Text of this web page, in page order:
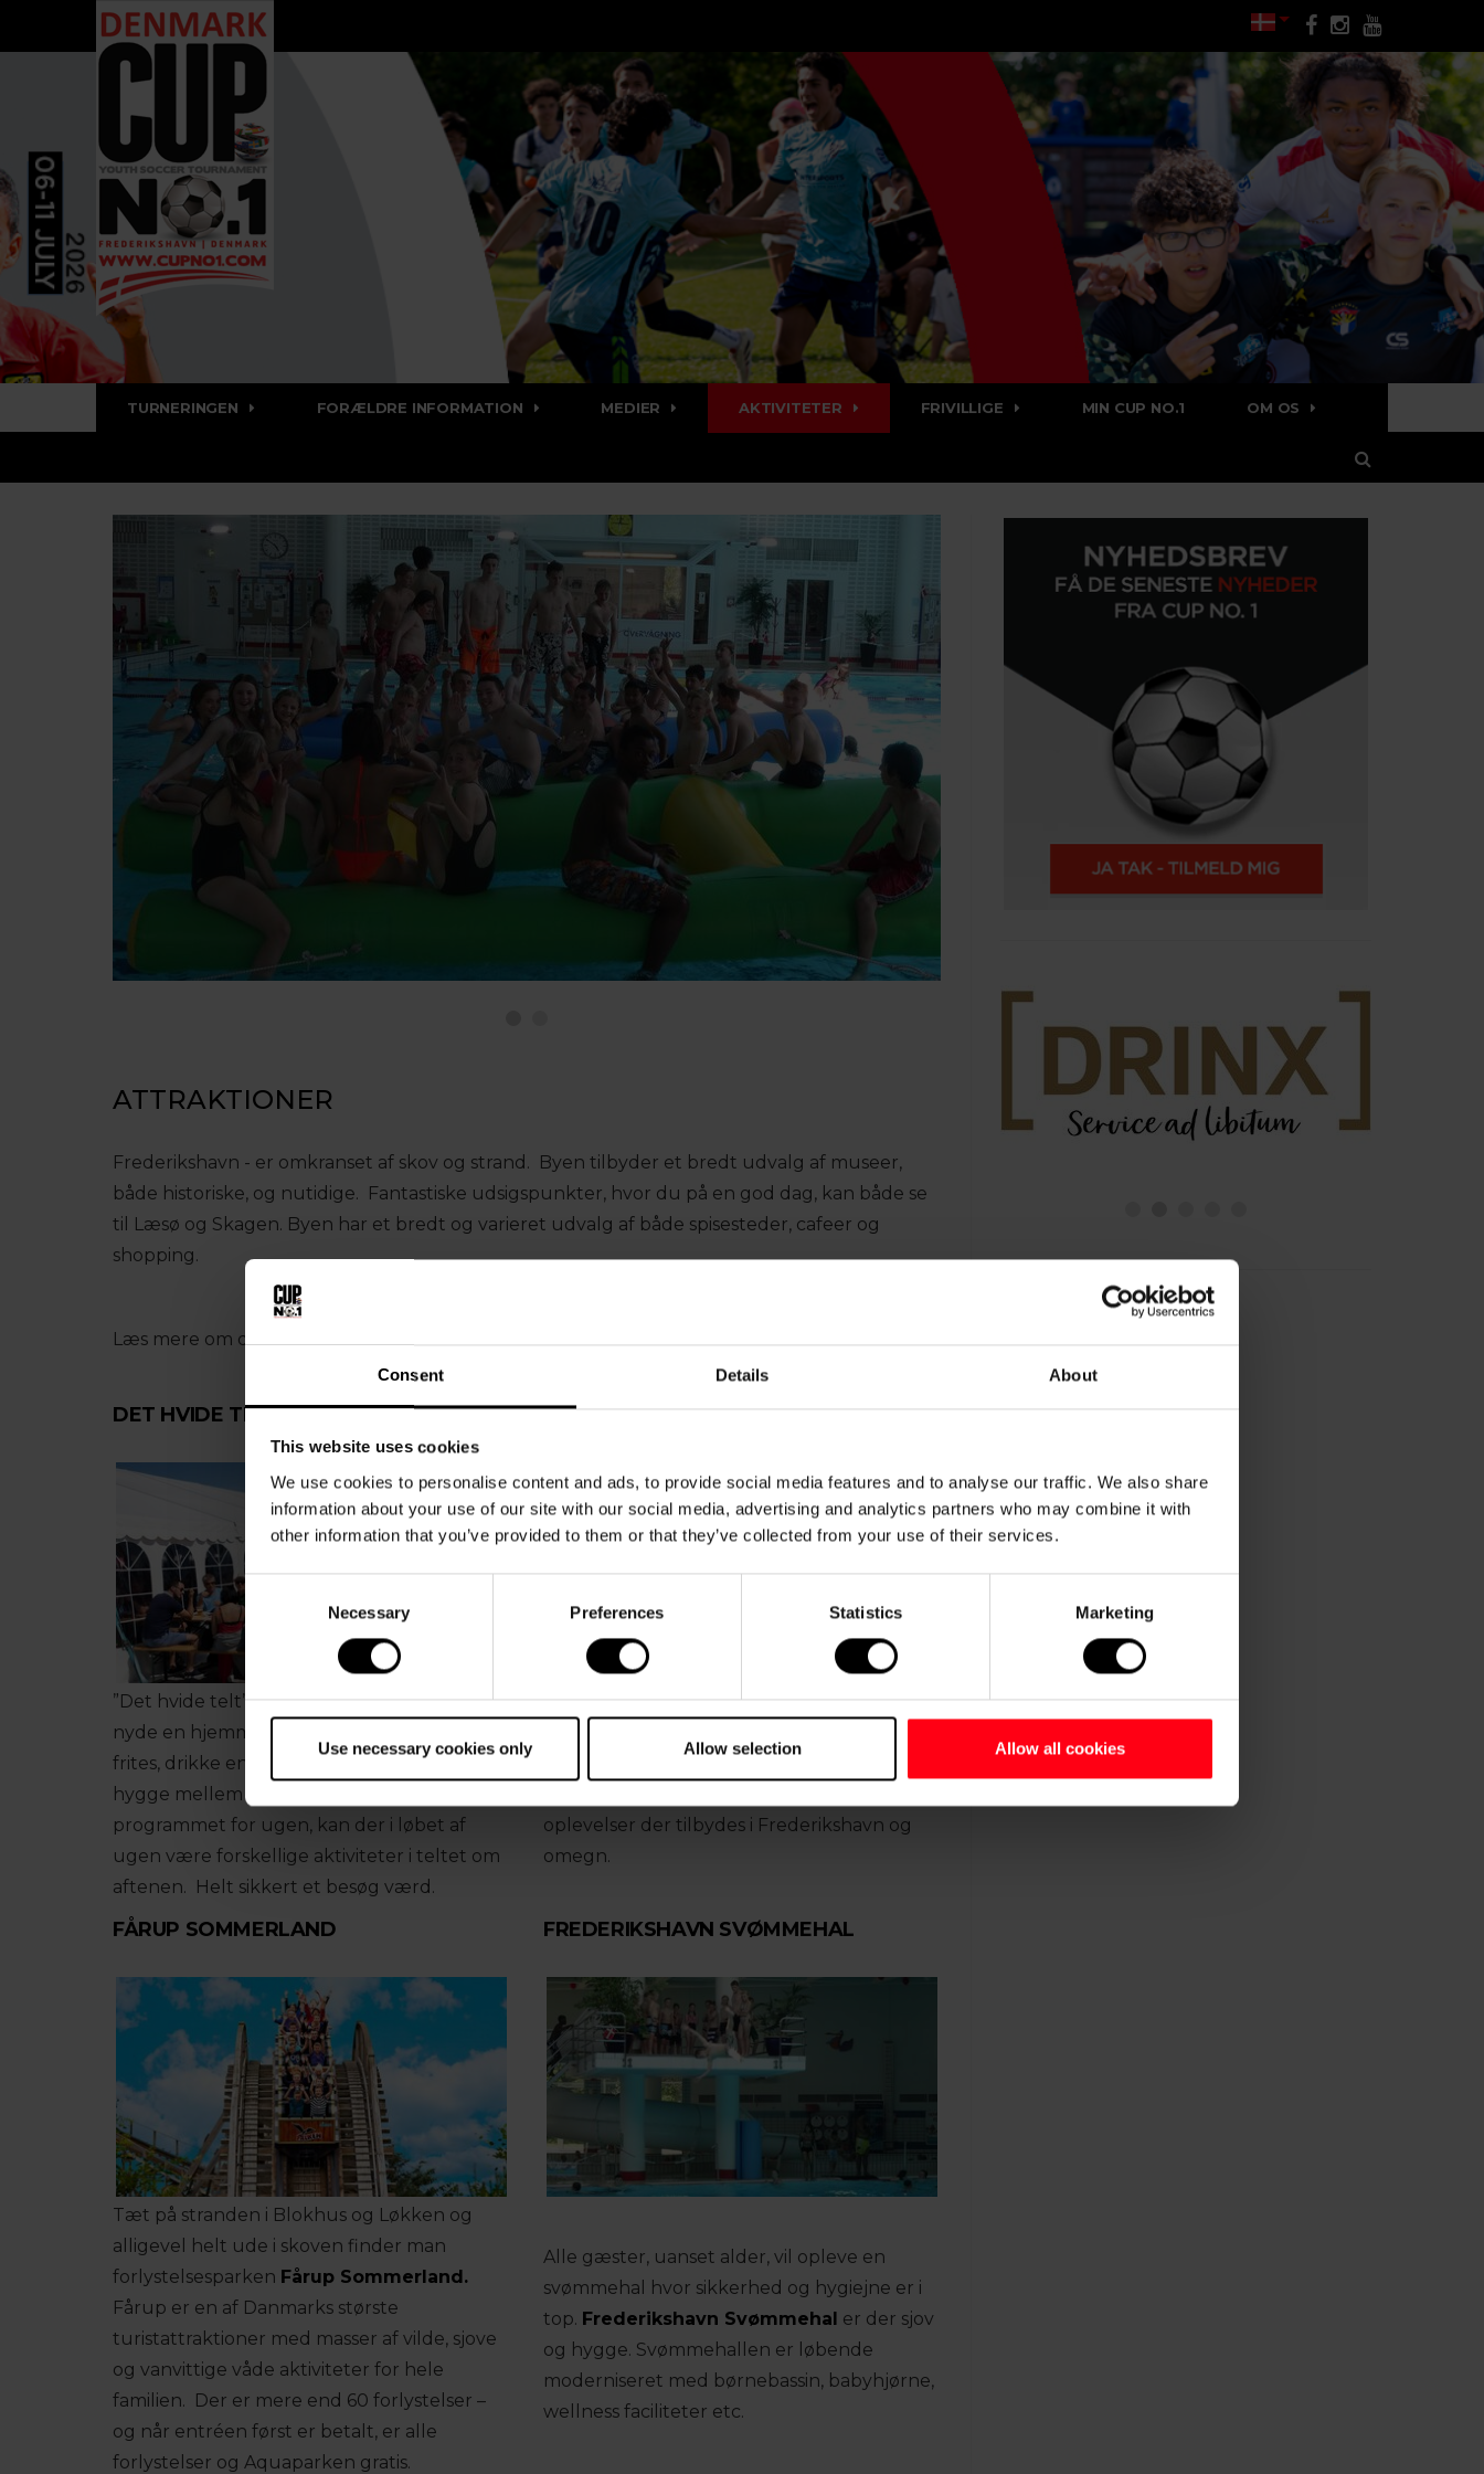
Consent Details About
This website uses cookies
We use cookies to personalise content and ads, to provide social media features and to analyse our traffic. We also share
information about your use of our site with our social media, advertising and analytics partners who may combine it with
other information that you’ve provided to them or that they’ve collected from your use of their services.
Consent
Selection
Necessary Preferences Statistics Marketing
Use necessary cookies only Allow selection Allow all cookies
TURNERINGEN FORÆLDRE INFORMATION MEDIER AKTIVITETER FRIVILLIGE MIN CUP NO.1 OM OS
ATTRAKTIONER
Frederikshavn - er omkranset af skov og strand. Byen tilbyder et bredt udvalg af museer,
både historiske, og nutidige. Fantastiske udsigspunkter, hvor du på en god dag, kan både se
til Læsø og Skagen. Byen har et bredt og varieret udvalg af både spisesteder, cafeer og
shopping.
Læs mere om de forskelligeaktiviteter og oplevelser
DET HVIDE TELT
”Det hvide telt” her er det muligt at sidde og
nyde en hjemmelavet burger, pommes
frites, drikke en sodavand – eller andet
hygge mellem kampene. Afhængigt af
programmet for ugen, kan der i løbet af
ugen være forskellige aktiviteter i teltet om
aftenen. Helt sikkert et besøg værd.
FÅRUP SOMMERLAND
Tæt på stranden i Blokhus og Løkken og
alligevel helt ude i skoven finder man
forlystelsesparken Fårup Sommerland.
Fårup er en af Danmarks største
turistattraktioner med masser af vilde, sjove
og vanvittige våde aktiviteter for hele
familien. Der er mere end 60 forlystelser –
og når entréen først er betalt, er alle
forlystelser og Aquaparken gratis.
AKTIVIITETER
Hele sommeren sker der masser af ting i
oplevelser der tilbydes i Frederikshavn og
omegn.
FREDERIKSHAVN SVØMMEHAL
Alle gæster, uanset alder, vil opleve en
svømmehal hvor sikkerhed og hygiejne er i
top. Frederikshavn Svømmehal er der sjov
og hygge. Svømmehallen er løbende
moderniseret med børnebassin, babyhjørne,
wellness faciliteter etc.